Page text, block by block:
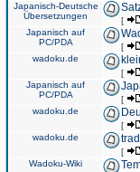
Japanisch-Deutsche
Übersetzungen
[
Japanisch auf
PC/PDA
[
wadoku.de
[
Japanisch auf
PC/PDA
[
wadoku.de
[
wadoku.de
[
Wadoku-Wiki